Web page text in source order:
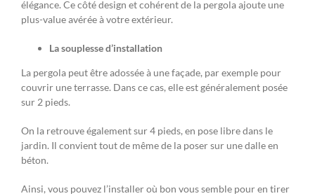
élégance. Ce côté design et cohérent de la pergola ajoute une
plus-value avérée à votre extérieur.
La souplesse d’installation
La pergola peut être adossée à une façade, par exemple pour
couvrir une terrasse. Dans ce cas, elle est généralement posée
sur 2 pieds.
On la retrouve également sur 4 pieds, en pose libre dans le
jardin. Il convient tout de même de la poser sur une dalle en
béton.
Ainsi, vous pouvez l’installer où bon vous semble pour en tirer